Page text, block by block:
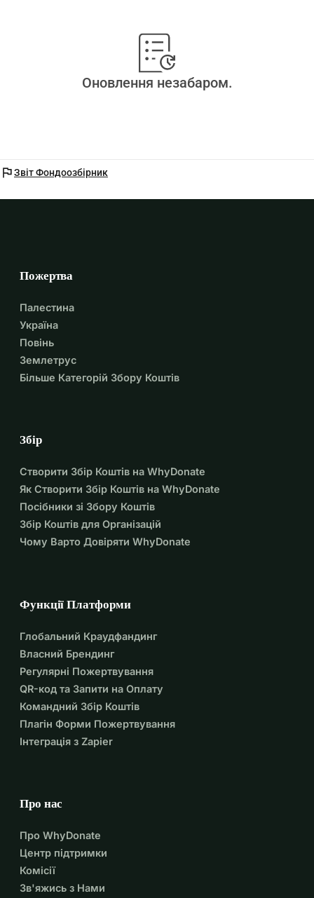
Оновлення незабаром.
flagЗвіт Фондоозбірник
Пожертва
Палестина
Україна
Повінь
Землетрус
Більше Категорій Збору Коштів
Збір
Створити Збір Коштів на WhyDonate
Як Створити Збір Коштів на WhyDonate
Посібники зі Збору Коштів
Збір Коштів для Організацій
Чому Варто Довіряти WhyDonate
Функції Платформи
Глобальний Краудфандинг
Власний Брендинг
Регулярні Пожертвування
QR-код та Запити на Оплату
Командний Збір Коштів
Плагін Форми Пожертвування
Інтеграція з Zapier
Про нас
Про WhyDonate
Центр підтримки
Комісії
Зв'яжись з Нами